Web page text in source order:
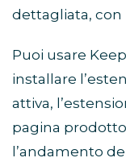
dettagliata, con
Puoi usare
installare
attiva,
pagina
l’andamento